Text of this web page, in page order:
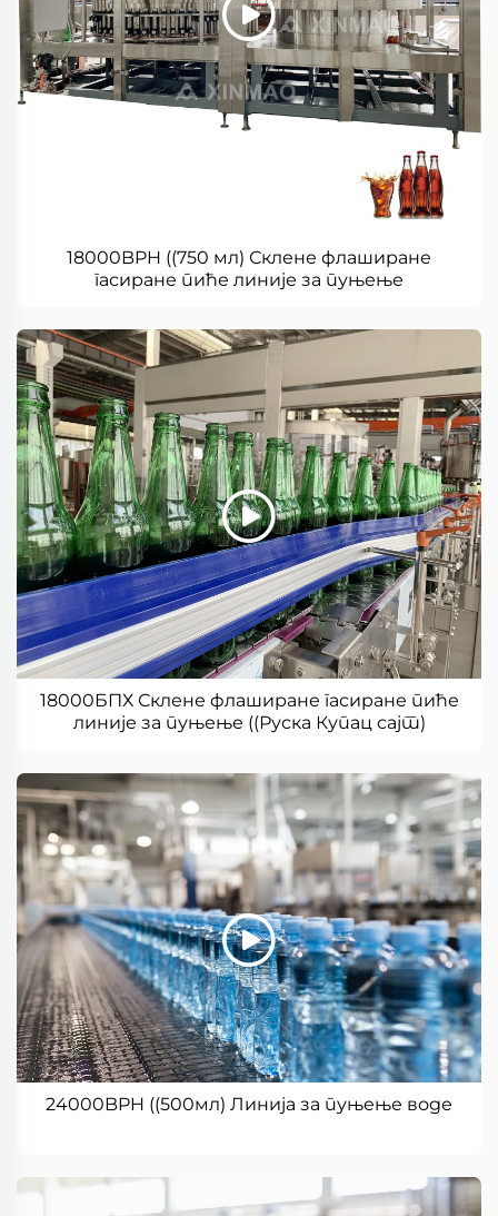
18000BPH ((750 мл) Склене флаширане
гасиране пиће линије за пуњење
18000БПХ Склене флаширане гасиране пиће
линије за пуњење ((Руска Купац сајт)
24000BPH ((500мл) Линија за пуњење воде